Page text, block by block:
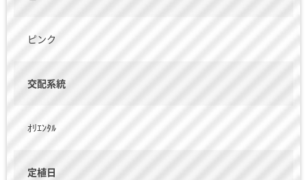
ピンク
交配系統
ｵﾘｴﾝﾀﾙ
定植日